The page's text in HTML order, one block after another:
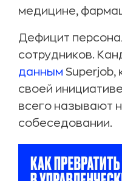
медицине,
Дефицит
сотрудников.
данным Superjob,
своей
всего называют
собеседовании.